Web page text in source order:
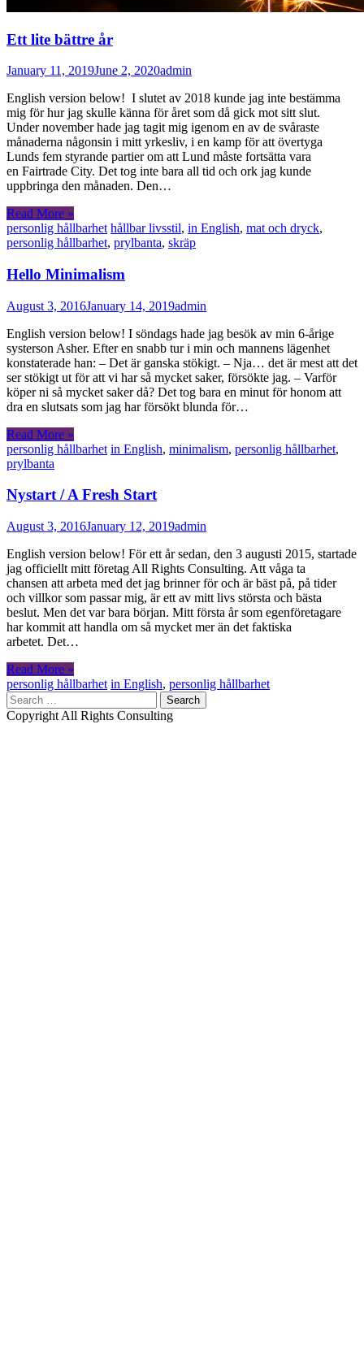
Ett lite bättre år
January 11, 2019June 2, 2020admin
English version below! I slutet av 2018 kunde jag inte bestämma
mig för hur jag skulle känna för året som då gick mot sitt slut.
Under november hade jag tagit mig igenom en av de svåraste
månaderna någonsin i mitt yrkesliv, i en kamp för att övertyga
Lunds fem styrande partier om att Lund måste fortsätta vara
en Fairtrade City. Det tog inte bara all tid och ork jag kunde
uppbringa den månaden. Den…
Read More »
personlig hållbarhet hållbar livsstil, in English, mat och dryck,
personlig hållbarhet, prylbanta, skräp
Hello Minimalism
August 3, 2016January 14, 2019admin
English version below! I söndags hade jag besök av min 6-årige
systerson Asher. Efter en snabb tur i min och mannens lägenhet
konstaterade han: – Det är ganska stökigt. – Nja… det är mest att det
ser stökigt ut för att vi har så mycket saker, försökte jag. – Varför
köper ni så mycket saker då? Det tog bara en minut för honom att
dra en slutsats som jag har försökt blunda för…
Read More »
personlig hållbarhet in English, minimalism, personlig hållbarhet,
prylbanta
Nystart / A Fresh Start
August 3, 2016January 12, 2019admin
English version below! För ett år sedan, den 3 augusti 2015, startade
jag officiellt mitt företag All Rights Consulting. Att våga ta
chansen att arbeta med det jag brinner för och är bäst på, på tider
och villkor som passar mig, är ett av mitt livs största och bästa
beslut. Men det var bara början. Mitt första år som egenföretagare
har kommit att handla om så mycket mer än det faktiska
arbetet. Det…
Read More »
personlig hållbarhet in English, personlig hållbarhet
Search
for:
Copyright All Rights Consulting